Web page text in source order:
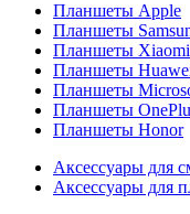
Планшеты Apple
Планшеты
Планшеты Xiaomi
Планшеты
Планшеты
Планшеты
Планшеты Honor
Аксессуары для
Аксессуары для